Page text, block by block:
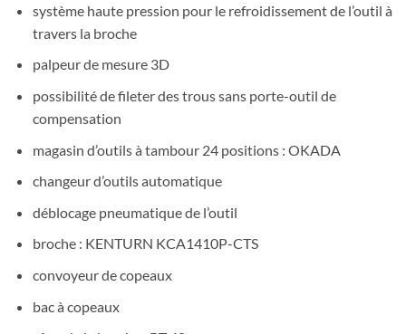
système haute pression pour le refroidissement de l’outil à
travers la broche
palpeur de mesure 3D
possibilité de fileter des trous sans porte-outil de
compensation
magasin d’outils à tambour 24 positions : OKADA
changeur d’outils automatique
déblocage pneumatique de l’outil
broche : KENTURN KCA1410P-CTS
convoyeur de copeaux
bac à copeaux